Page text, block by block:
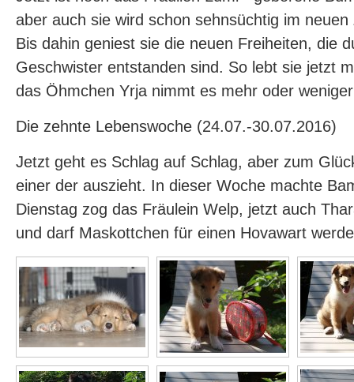
aber auch sie wird schon sehnsüchtig im
Bis dahin geniest sie die neuen Freiheiten, die
Geschwister entstanden sind. So lebt sie jetzt
das Öhmchen Yrja nimmt es mehr oder
Die zehnte Lebenswoche (24.07.-30.07.2016)
Jetzt geht es Schlag auf Schlag, aber zum
einer der auszieht. In dieser Woche machte
Dienstag zog das Fräulein Welp, jetzt auch
und darf Maskottchen für einen Hovawart